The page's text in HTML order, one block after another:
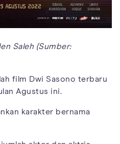
Saleh (Sumber:
film Dwi Sasono terbaru
Agustus ini.
karakter bernama